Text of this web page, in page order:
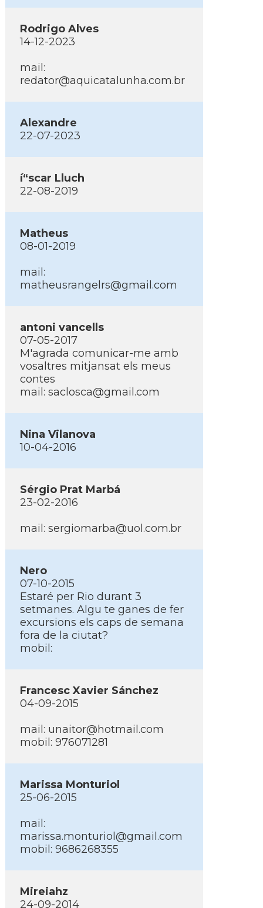
Rodrigo Alves
14-12-2023
mail:
redator@aquicatalunha.com.br
Alexandre
22-07-2023
í“scar Lluch
22-08-2019
Matheus
08-01-2019
mail:
matheusrangelrs@gmail.com
antoni vancells
07-05-2017
M'agrada comunicar-me amb
vosaltres mitjansat els meus
contes
mail: saclosca@gmail.com
Nina Vilanova
10-04-2016
Sérgio Prat Marbá
23-02-2016
mail: sergiomarba@uol.com.br
Nero
07-10-2015
Estaré per Rio durant 3
setmanes. Algu te ganes de fer
excursions els caps de semana
fora de la ciutat?
mobil:
Francesc Xavier Sánchez
04-09-2015
mail: unaitor@hotmail.com
mobil: 976071281
Marissa Monturiol
25-06-2015
mail:
marissa.monturiol@gmail.com
mobil: 9686268355
Mireiahz
24-09-2014